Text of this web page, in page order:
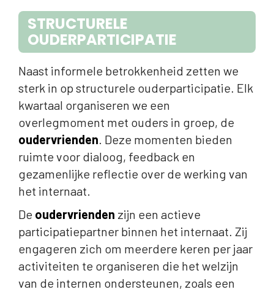
STRUCTURELE
OUDERPARTICIPATIE
Naast informele betrokkenheid zetten we
sterk in op structurele ouderparticipatie. Elk
kwartaal organiseren we een
overlegmoment met ouders in groep, de
oudervrienden. Deze momenten bieden
ruimte voor dialoog, feedback en
gezamenlijke reflectie over de werking van
het internaat.
De oudervrienden zijn een actieve
participatiepartner binnen het internaat. Zij
engageren zich om meerdere keren per jaar
activiteiten te organiseren die het welzijn
van de internen ondersteunen, zoals een